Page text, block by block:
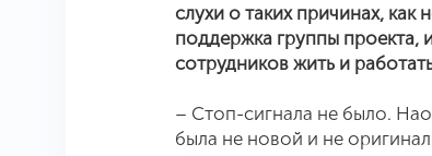
слухи о таких причинах,
поддержка группы проекта,
сотрудников жить и
– Стоп-сигнала не было.
была не новой и не